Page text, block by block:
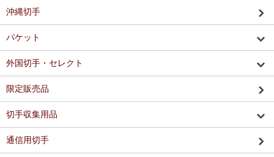
沖縄切手
パケット
外国切手・セレクト
限定販売品
切手収集用品
通信用切手